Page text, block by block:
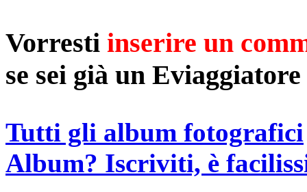
Vorresti inserire un
se sei già un Eviaggiatore
Tutti gli album fotografici
Album? Iscriviti, è